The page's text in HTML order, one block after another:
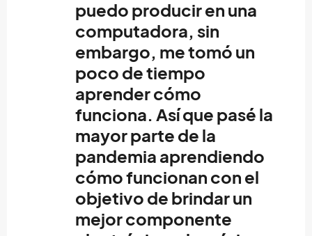
puedo producir en una
computadora, sin
embargo, me tomó un
poco de tiempo
aprender cómo
funciona. Así que pasé la
mayor parte de la
pandemia aprendiendo
cómo funcionan con el
objetivo de brindar un
mejor componente